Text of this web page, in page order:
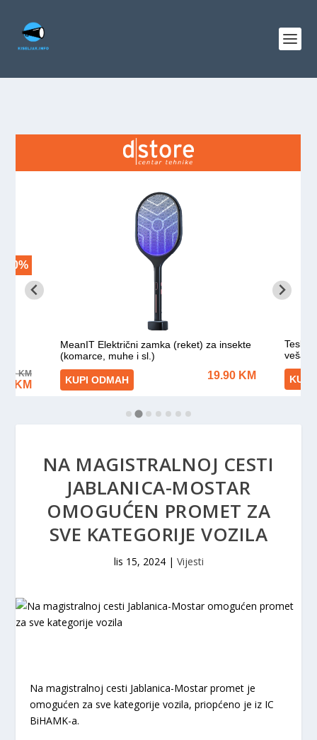
NA MAGISTRALNOJ CESTI
JABLANICA-MOSTAR
OMOGUĆEN PROMET ZA
SVE KATEGORIJE VOZILA
lis 15, 2024| Vijesti
Na magistralnoj cesti Jablanica-Mostar promet je
omogućen za sve kategorije vozila, priopćeno je iz IC
BiHAMK-a.